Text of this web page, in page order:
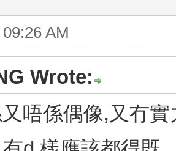
AM
Wrote:
唔係偶像,又冇實